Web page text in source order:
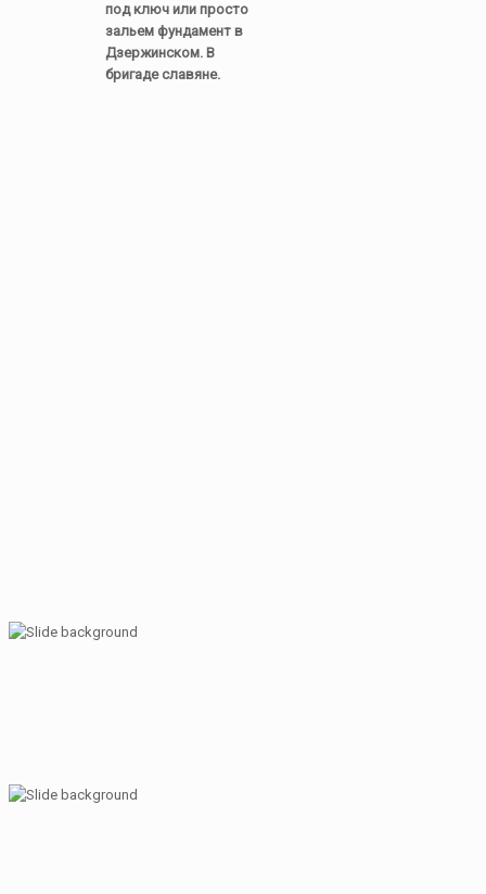
под ключ или просто
зальем фундамент в
Дзержинском. В
бригаде славяне.